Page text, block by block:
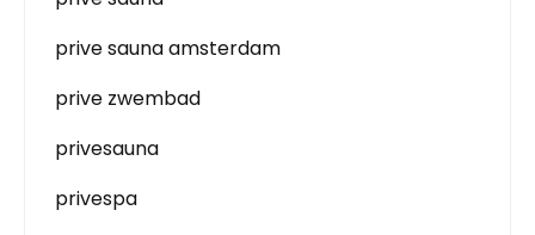
prive sauna amsterdam
prive zwembad
privesauna
privespa